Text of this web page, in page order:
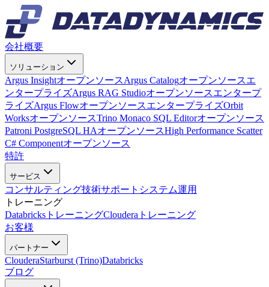
会社概要
ソリューション
Argus InsightオープンソースArgus Catalogオープンソースエ
ンタープライズArgus RAG Studioオープンソースエンタープ
ライズArgus FlowオープンソースエンタープライズOrbit
WorksオープンソースTrino Monaco SQL Editorオープンソース
Patroni PostgreSQL HAオープンソースHigh Performance Scatter
C# Componentオープンソース
特許
サービス
コンサルティング技術サポート システム運用
トレーニング
DatabricksトレーニングClouderaトレーニング
お客様
パートナー
ClouderaStarburst (Trino)Databricks
ブログ